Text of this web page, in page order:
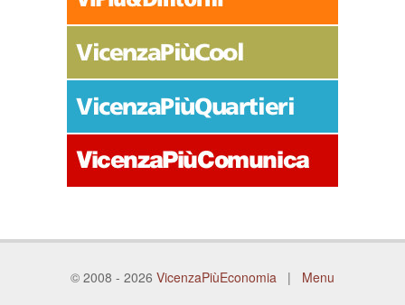
© 2008 - 2026 VicenzaPiùEconomia | Menu